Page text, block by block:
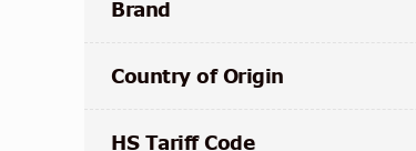
Brand
Country of Origin
HS Tariff Code